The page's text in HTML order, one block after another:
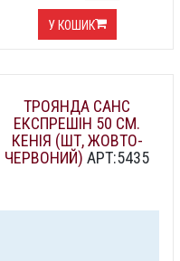
У КОШИК
ТРОЯНДА САНС
ЕКСПРЕШІН 50 СМ.
КЕНІЯ (ШТ, ЖОВТО-
ЧЕРВОНИЙ) АРТ:5435